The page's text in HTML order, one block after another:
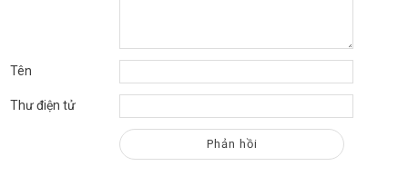
Tên
Thư điện tử